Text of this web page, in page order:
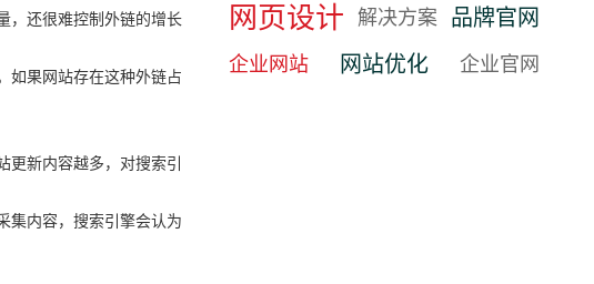
网页设计 解决方案 品牌官网
企业网站 网站优化 企业官网
，还很难控制外链的增长
如果网站存在这种外链占
新内容越多，对搜索引
集内容，搜索引擎会认为